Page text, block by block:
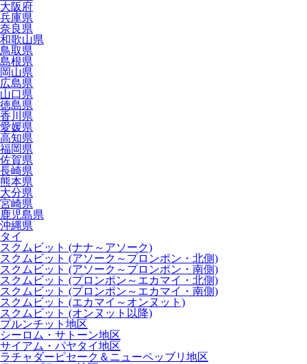
大阪府
兵庫県
奈良県
和歌山県
鳥取県
島根県
岡山県
広島県
山口県
徳島県
香川県
愛媛県
高知県
福岡県
佐賀県
長崎県
熊本県
大分県
宮崎県
鹿児島県
沖縄県
タイ
スクムビット (ナナ～アソーク)
スクムビット (アソーク～プロンポン・北側)
スクムビット (アソーク～プロンポン・南側)
スクムビット (プロンポン～エカマイ・北側)
スクムビット (プロンポン～エカマイ・南側)
スクムビット (エカマイ～オンヌット)
スクムビット (オンヌット以降)
プルンチット地区
シーロム・サトーン地区
サイアム・パヤタイ地区
ラチャダーピセーク＆ニューペッブリ地区